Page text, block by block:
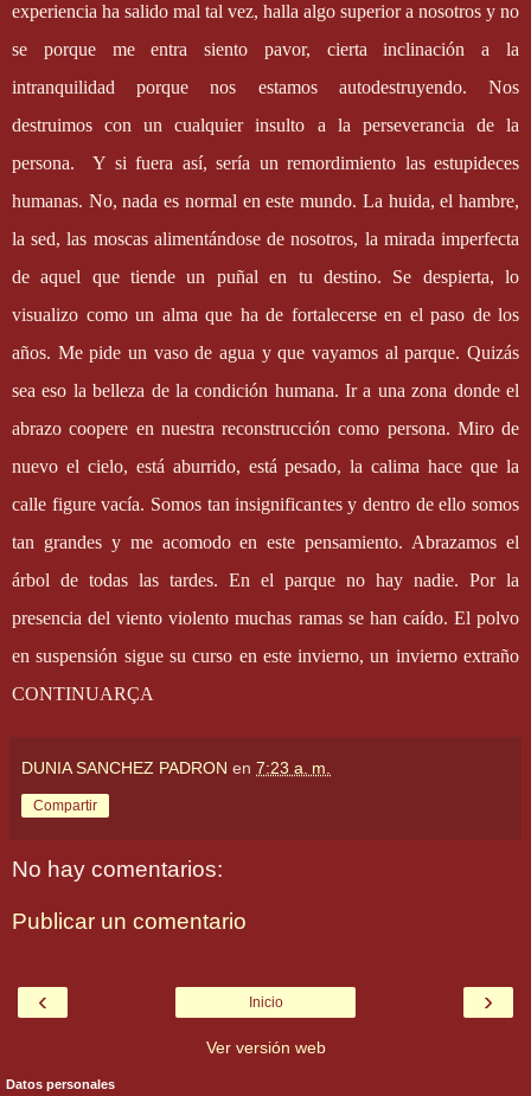
experiencia ha salido mal tal vez, halla algo superior a nosotros y no
se porque me entra siento pavor, cierta inclinación a la
intranquilidad porque nos estamos autodestruyendo. Nos
destruimos con un cualquier insulto a la perseverancia de la
persona.
Y si fuera así, sería un remordimiento las estupideces
humanas. No, nada es normal en este mundo. La huida, el hambre,
la sed, las moscas alimentándose de nosotros, la mirada imperfecta
de aquel que tiende un puñal en tu destino. Se despierta, lo
visualizo como un alma que ha de fortalecerse en el paso de los
años. Me pide un vaso de agua y que vayamos al parque. Quizás
sea eso la belleza de la condición humana. Ir a una zona donde el
abrazo coopere en nuestra reconstrucción como persona. Miro de
nuevo el cielo, está aburrido, está pesado, la calima hace que la
calle figure vacía. Somos tan insignificantes y dentro de ello somos
tan grandes y me acomodo en este pensamiento. Abrazamos el
árbol de todas las tardes. En el parque no hay nadie. Por la
presencia del viento violento muchas ramas se han caído. El polvo
en suspensión sigue su curso en este invierno, un invierno extraño
CONTINUARÇA
DUNIA SANCHEZ PADRON en 7:23 a. m.
Compartir
No hay comentarios:
Publicar un comentario
‹ ›
Inicio
Ver versión web
Datos personales